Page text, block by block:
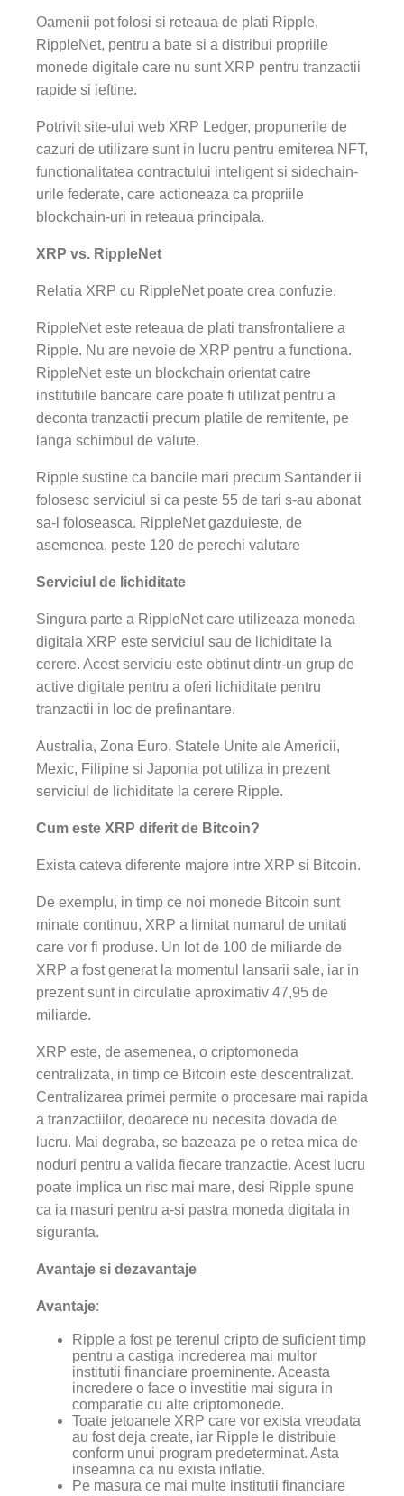
Oamenii pot folosi si reteaua de plati Ripple,
RippleNet, pentru a bate si a distribui propriile
monede digitale care nu sunt XRP pentru tranzactii
rapide si ieftine.
Potrivit site-ului web XRP Ledger, propunerile de
cazuri de utilizare sunt in lucru pentru emiterea NFT,
functionalitatea contractului inteligent si sidechain-
urile federate, care actioneaza ca propriile
blockchain-uri in reteaua principala.
XRP vs. RippleNet
Relatia XRP cu RippleNet poate crea confuzie.
RippleNet este reteaua de plati transfrontaliere a
Ripple. Nu are nevoie de XRP pentru a functiona.
RippleNet este un blockchain orientat catre
institutiile bancare care poate fi utilizat pentru a
deconta tranzactii precum platile de remitente, pe
langa schimbul de valute.
Ripple sustine ca bancile mari precum Santander ii
folosesc serviciul si ca peste 55 de tari s-au abonat
sa-l foloseasca. RippleNet gazduieste, de
asemenea, peste 120 de perechi valutare
Serviciul de lichiditate
Singura parte a RippleNet care utilizeaza moneda
digitala XRP este serviciul sau de lichiditate la
cerere. Acest serviciu este obtinut dintr-un grup de
active digitale pentru a oferi lichiditate pentru
tranzactii in loc de prefinantare.
Australia, Zona Euro, Statele Unite ale Americii,
Mexic, Filipine si Japonia pot utiliza in prezent
serviciul de lichiditate la cerere Ripple.
Cum este XRP diferit de Bitcoin?
Exista cateva diferente majore intre XRP si Bitcoin.
De exemplu, in timp ce noi monede Bitcoin sunt
minate continuu, XRP a limitat numarul de unitati
care vor fi produse. Un lot de 100 de miliarde de
XRP a fost generat la momentul lansarii sale, iar in
prezent sunt in circulatie aproximativ 47,95 de
miliarde.
XRP este, de asemenea, o criptomoneda
centralizata, in timp ce Bitcoin este descentralizat.
Centralizarea primei permite o procesare mai rapida
a tranzactiilor, deoarece nu necesita dovada de
lucru. Mai degraba, se bazeaza pe o retea mica de
noduri pentru a valida fiecare tranzactie. Acest lucru
poate implica un risc mai mare, desi Ripple spune
ca ia masuri pentru a-si pastra moneda digitala in
siguranta.
Avantaje si dezavantaje
Avantaje:
Ripple a fost pe terenul cripto de suficient timp
pentru a castiga increderea mai multor
institutii financiare proeminente. Aceasta
incredere o face o investitie mai sigura in
comparatie cu alte criptomonede.
Toate jetoanele XRP care vor exista vreodata
au fost deja create, iar Ripple le distribuie
conform unui program predeterminat. Asta
inseamna ca nu exista inflatie.
Pe masura ce mai multe institutii financiare